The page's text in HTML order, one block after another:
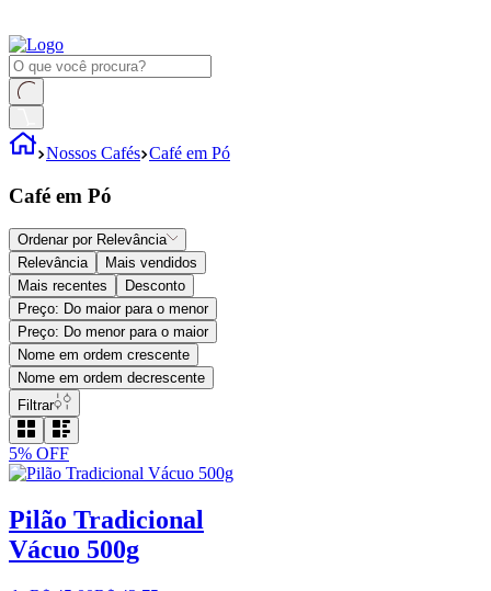
Nossos Cafés Café em Pó
Café em Pó
Ordenar por Relevância
Relevância
Mais vendidos
Mais recentes
Desconto
Preço: Do maior para o menor
Preço: Do menor para o maior
Nome em ordem crescente
Nome em ordem decrescente
Filtrar
5% OFF
Pilão Tradicional
Vácuo 500g